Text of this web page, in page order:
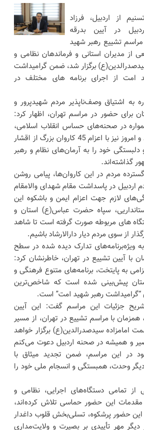
از اردبیل، فرزاد
در آیین بدرقه
تشییع رهبر شهید
مدیران استانی و فرماندهان نظامی و
برگزار شد، ضمن گرامیداشت
امت از اجرای برنامه های مختلف در
به اشتیاق وصف‌ناپذیر مردم شهیدپرور و
برای حضور در مراسم تهران، اظهار کرد:
در صحنه‌های حساس انقلاب اسلامی،
پیشتاز و وفادار بوده‌اند و امروز نیز با اعزام 45 کاروان بزرگ از اقشار
خود را به آرمان‌های نظام و رهبر
گذاشته‌اند.
مردم در این کاروان‌ها، پیامی روشن
اردبیل در پاسداشت مقام شهدای والامقام
لازم جهت اعزام ایمن و باشکوه این
سپاه حضرت عباس(ع) استان و
های مربوطه صورت گرفته است تا شاهد
از سوی مردم دیار دارالارشاد باشیم.
ویژه‌برنامه‌های تدارک دیده شده در سطح
با آیین تشییع در تهران، خاطرنشان کرد:
به پایتخت، برنامه‌های متنوع فرهنگی و
پیش‌بینی شده است که شاخص‌ترین
“گرامیداشت رهبر شهید امت” است.
تشریح جزئیات این مراسم گفت: این آیین
همزمان با مراسم تشییع در تهران، از مسیر
امامزاده سیدصدرالدین(ع) برگزار خواهد
و همیشه در صحنه اردبیل دعوت می‌کنم
در این مراسم، ضمن تجدید میثاق با
دیگر وحدت، همبستگی و انسجام ملی خود را
از تمامی دستگاه‌های اجرایی، نظامی و
مقدمات این حضور حماسی تلاش کرده‌اند،
این حضور پرشکوه، تسلی‌بخش قلوب داغدار
دیگر مهر تأییدی بر بصیرت و ولایت‌مداری